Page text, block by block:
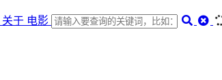
关于 电影